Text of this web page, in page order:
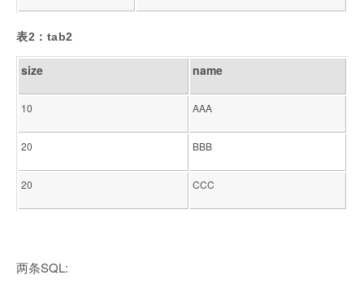
表2：tab2
size name
10 AAA
20 BBB
20 CCC
两条SQL: